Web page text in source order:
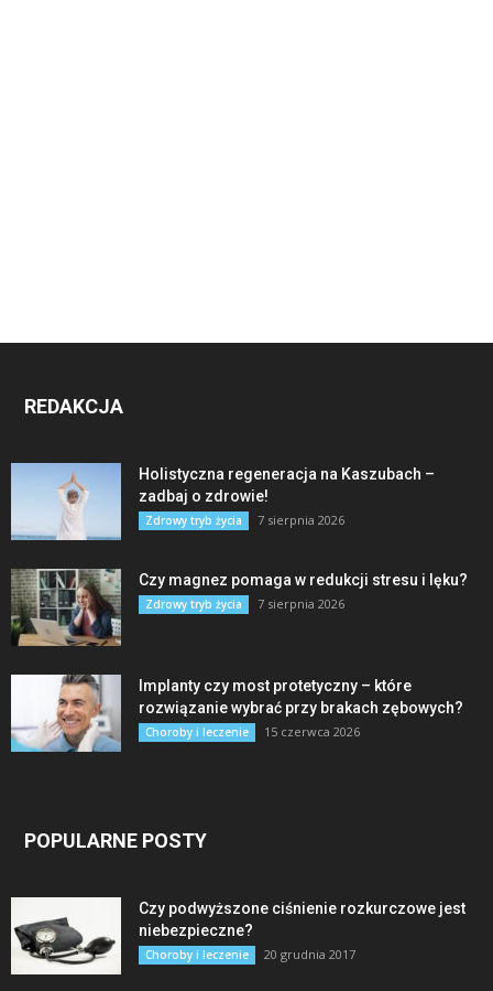
REDAKCJA
Holistyczna regeneracja na Kaszubach –
zadbaj o zdrowie!
Zdrowy tryb życia 7 sierpnia 2026
Czy magnez pomaga w redukcji stresu i lęku?
Zdrowy tryb życia 7 sierpnia 2026
Implanty czy most protetyczny – które
rozwiązanie wybrać przy brakach zębowych?
Choroby i leczenie 15 czerwca 2026
POPULARNE POSTY
Czy podwyższone ciśnienie rozkurczowe jest
niebezpieczne?
Choroby i leczenie 20 grudnia 2017